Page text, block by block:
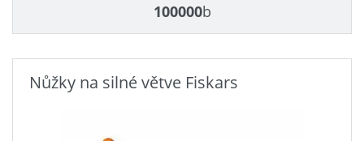
100000b
Nůžky na silné větve Fiskars